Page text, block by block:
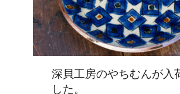
深貝工房のやちむんが入
した。